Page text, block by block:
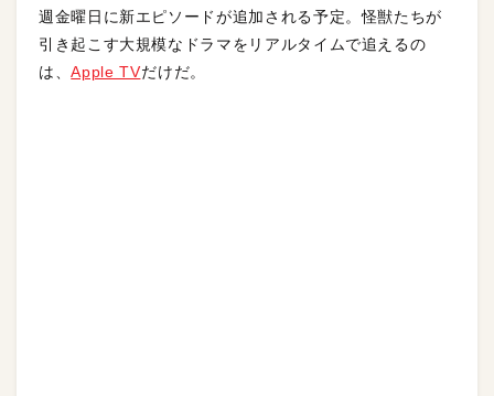
週金曜日に新エピソードが追加される予定。怪獣たちが
引き起こす大規模なドラマをリアルタイムで追えるの
は、Apple TVだけだ。